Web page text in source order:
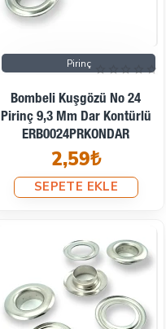
Pirinç
Bombeli Kuşgözü No 24
Pirinç 9,3 Mm Dar Kontürlü
ERB0024PRKONDAR
2,59₺
SEPETE EKLE